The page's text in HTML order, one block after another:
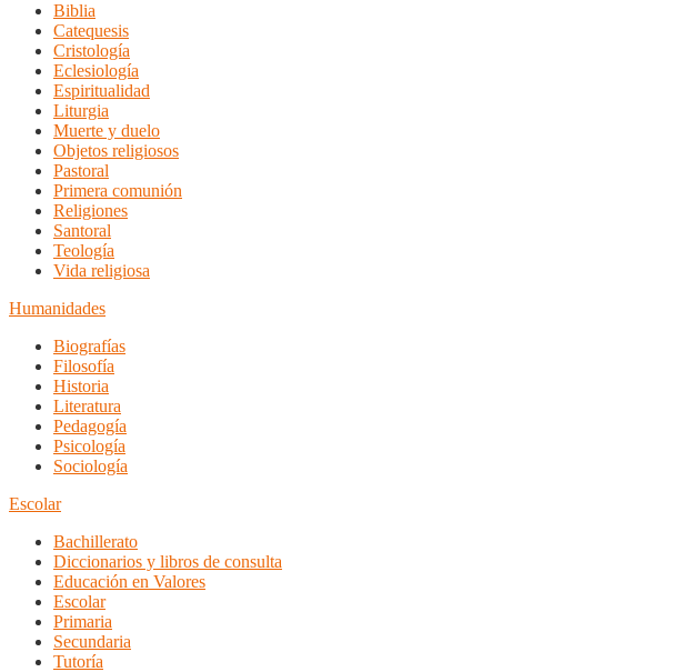
Biblia
Catequesis
Cristología
Eclesiología
Espiritualidad
Liturgia
Muerte y duelo
Objetos religiosos
Pastoral
Primera comunión
Religiones
Santoral
Teología
Vida religiosa
Humanidades
Biografías
Filosofía
Historia
Literatura
Pedagogía
Psicología
Sociología
Escolar
Bachillerato
Diccionarios y libros de consulta
Educación en Valores
Escolar
Primaria
Secundaria
Tutoría